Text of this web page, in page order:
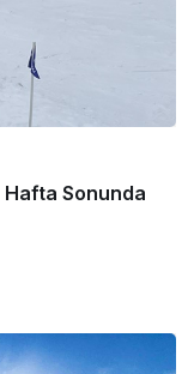
Sonunda